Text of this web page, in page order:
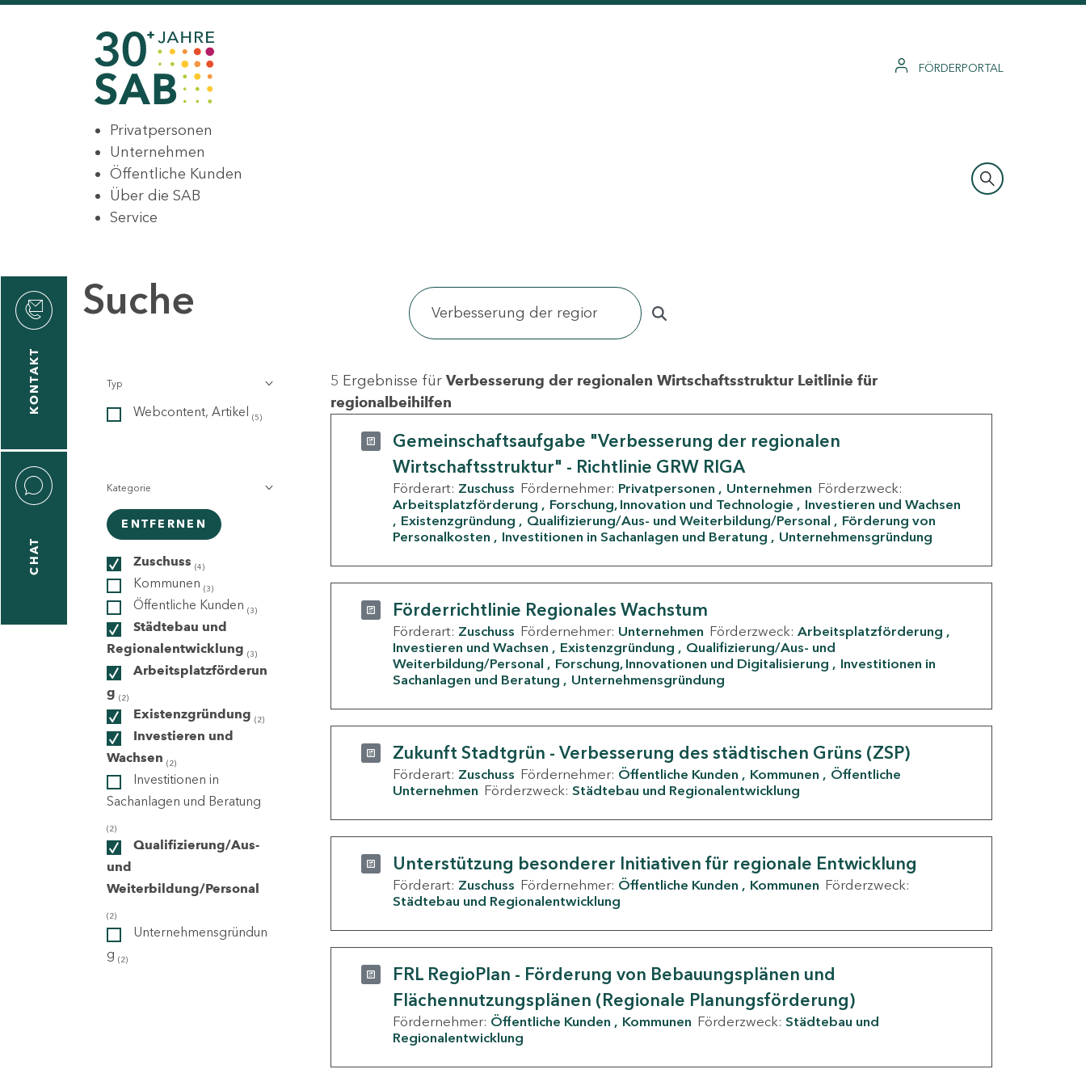
FÖRDERPORTAL
Privatpersonen
Unternehmen
Öffentliche Kunden
Über die SAB
Service
KONTAKT
CHAT
Suche
Typ
Webcontent, Artikel (5)
Kategorie
ENTFERNEN
Zuschuss (4)
Kommunen (3)
Öffentliche Kunden (3)
Städtebau und
Regionalentwicklung (3)
Arbeitsplatzförderun
g (2)
Existenzgründung (2)
Investieren und
Wachsen (2)
Investitionen in
Sachanlagen und Beratung
(2)
Qualifizierung/Aus-
und
Weiterbildung/Personal
(2)
Unternehmensgründun
g (2)
5 Ergebnisse für Verbesserung der regionalen Wirtschaftsstruktur Leitlinie für
regionalbeihilfen
Gemeinschaftsaufgabe "Verbesserung der regionalen
Wirtschaftsstruktur" - Richtlinie GRW RIGA
Förderart: Zuschuss Fördernehmer: Privatpersonen Unternehmen Förderzweck:
Arbeitsplatzförderung
Forschung, Innovation und Technologie
Investieren und Wachsen
Existenzgründung
Qualifizierung/Aus- und Weiterbildung/Personal
Förderung von
Personalkosten
Investitionen in Sachanlagen und Beratung Unternehmensgründung
Förderrichtlinie Regionales Wachstum
Förderart: Zuschuss Fördernehmer: Unternehmen Förderzweck: Arbeitsplatzförderung
Investieren und Wachsen
Existenzgründung
Qualifizierung/Aus- und
Weiterbildung/Personal
Forschung, Innovationen und Digitalisierung
Investitionen in
Sachanlagen und Beratung
Unternehmensgründung
Zukunft Stadtgrün - Verbesserung des städtischen Grüns (ZSP)
Förderart: Zuschuss Fördernehmer: Öffentliche Kunden Kommunen
Öffentliche
Unternehmen Förderzweck: Städtebau und Regionalentwicklung
Unterstützung besonderer Initiativen für regionale Entwicklung
Förderart: Zuschuss Fördernehmer: Öffentliche Kunden Kommunen Förderzweck:
Städtebau und Regionalentwicklung
FRL RegioPlan - Förderung von Bebauungsplänen und
Flächennutzungsplänen (Regionale Planungsförderung)
Fördernehmer: Öffentliche Kunden Kommunen Förderzweck: Städtebau und
Regionalentwicklung